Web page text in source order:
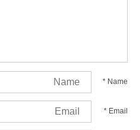
Name
*
Email
*